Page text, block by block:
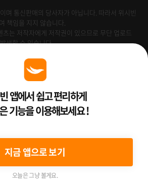
며 통신판매의 당사자가 아닙니다. 따라서 위시빈
책임을 지지 않습니다.
츠는 저작자에게 저작권이 있으므로 무단 업로드
생할 수 있습니다.
앱에서 쉽고 편리하게
기능을 이용해보세요 !
지금 앱으로 보기
오늘은 그냥 볼게요.